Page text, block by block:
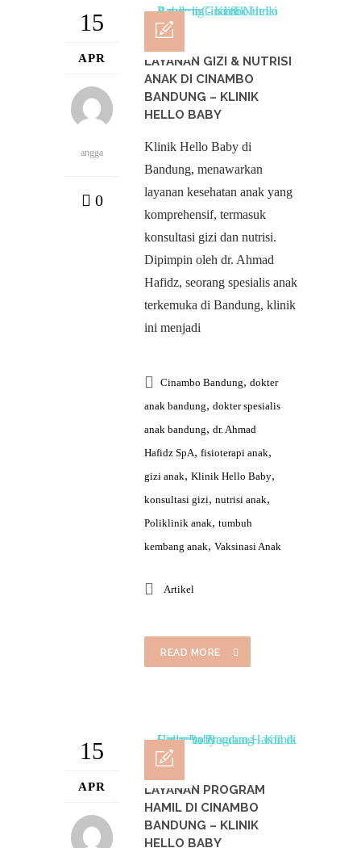
15
APR
angga
0
LAYANAN GIZI & NUTRISI
ANAK DI CINAMBO
BANDUNG – KLINIK
HELLO BABY
Klinik Hello Baby di
Bandung, menawarkan
layanan kesehatan anak yang
komprehensif, termasuk
konsultasi gizi dan nutrisi.
Dipimpin oleh dr. Ahmad
Hafidz, seorang spesialis anak
terkemuka di Bandung, klinik
ini menjadi
Cinambo Bandung, dokter
anak bandung, dokter spesialis
anak bandung, dr. Ahmad
Hafidz SpA, fisioterapi anak,
gizi anak, Klinik Hello Baby,
konsultasi gizi, nutrisi anak,
Poliklinik anak, tumbuh
kembang anak, Vaksinasi Anak
Artikel
READ MORE
15
APR
LAYANAN PROGRAM
HAMIL DI CINAMBO
BANDUNG – KLINIK
HELLO BABY